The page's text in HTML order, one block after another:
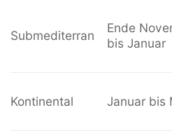
Submediterran
Ende
bis Januar
Kontinental Januar bis